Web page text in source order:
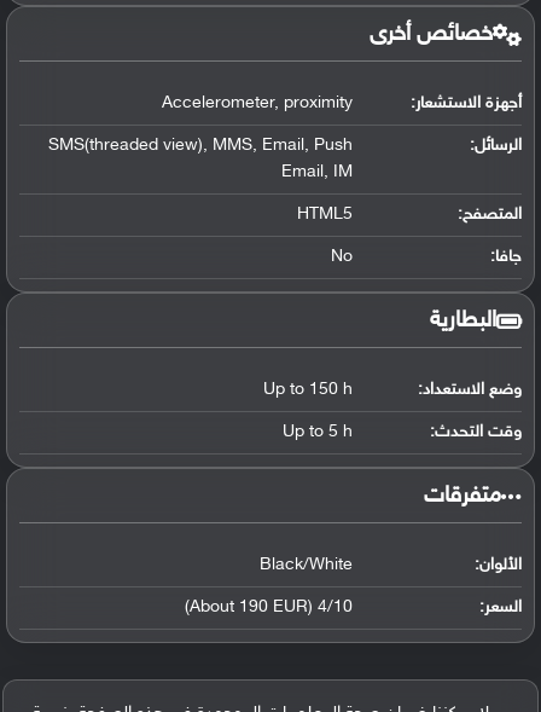
خصائص أخرى
أجهزة الاستشعار: Accelerometer, proximity
الرسائل:
SMS(threaded view), MMS, Email, Push
Email, IM
المتصفح: HTML5
جافا: No
البطارية
وضع الاستعداد: Up to 150 h
وقت التحدث: Up to 5 h
‏متفرقات‏
الألوان: Black/White
السعر: 4/10 (About 190 EUR)